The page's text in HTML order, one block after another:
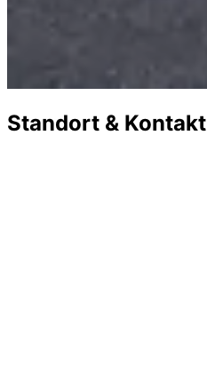
Standort & Kontakt